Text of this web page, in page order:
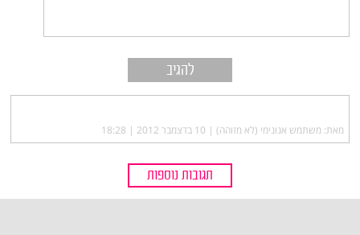
מאת: משתמש אנונימי (לא מזוהה) |‏ 10 בדצמבר 2012 | 18:28
תגובות נוספות